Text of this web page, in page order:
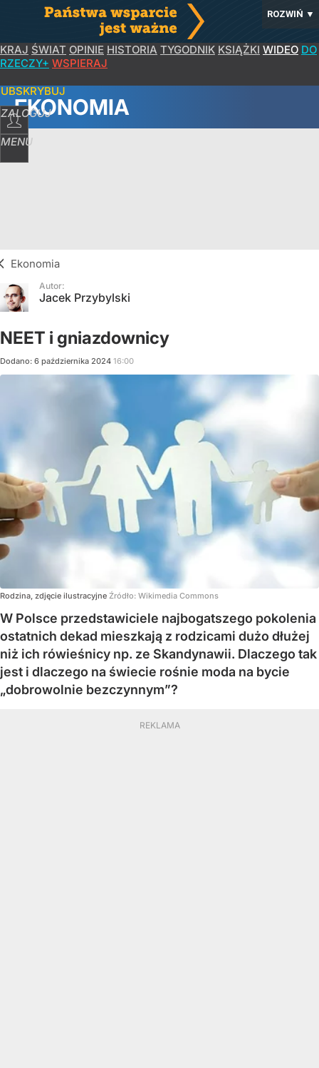
ROZWIŃ ▼
KRAJ ŚWIAT OPINIE HISTORIA TYGODNIK KSIĄŻKI WIDEO DO
RZECZY+ WSPIERAJ
ZALOGUJ
MENU
EKONOMIA
Ekonomia
Autor:
Jacek Przybylski
NEET i gniazdownicy
Dodano: 6 października 2024 16:00
Rodzina, zdjęcie ilustracyjne Źródło: Wikimedia Commons
W Polsce przedstawiciele najbogatszego pokolenia
ostatnich dekad mieszkają z rodzicami dużo dłużej
niż ich rówieśnicy np. ze Skandynawii. Dlaczego tak
jest i dlaczego na świecie rośnie moda na bycie
„dobrowolnie bezczynnym”?